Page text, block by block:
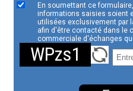
En soumettant ce
informations saisies soient
utilisées exclusivement par
afin d'être contacté dans le
commerciale d'échanges
WPzs1